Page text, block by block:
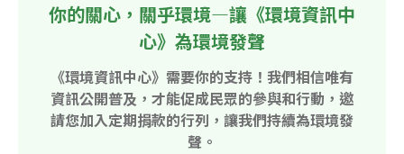
你的關心，關乎環境—讓《環境資訊中
心》為環境發聲
《環境資訊中心》需要你的支持！我們相信唯有
資訊公開普及，才能促成民眾的參與和行動，邀
請您加入定期捐款的行列，讓我們持續為環境發
聲。